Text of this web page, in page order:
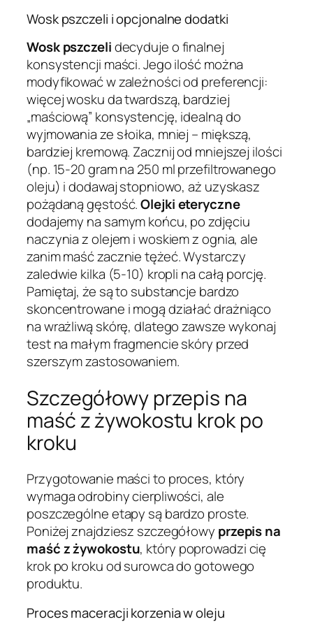
Wosk pszczeli i opcjonalne dodatki
Wosk pszczelidecyduje o finalnej
konsystencji maści. Jego ilość można
modyfikować w zależności od preferencji:
więcej wosku da twardszą, bardziej
„maściową” konsystencję, idealną do
wyjmowania ze słoika, mniej – miększą,
bardziej kremową. Zacznij od mniejszej ilości
(np. 15-20 gram na 250 ml przefiltrowanego
oleju) i dodawaj stopniowo, aż uzyskasz
pożądaną gęstość.Olejki eteryczne
dodajemy na samym końcu, po zdjęciu
naczynia z olejem i woskiem z ognia, ale
zanim maść zacznie tężeć. Wystarczy
zaledwie kilka (5-10) kropli na całą porcję.
Pamiętaj, że są to substancje bardzo
skoncentrowane i mogą działać drażniąco
na wrażliwą skórę, dlatego zawsze wykonaj
test na małym fragmencie skóry przed
szerszym zastosowaniem.
Szczegółowy przepis na
maść z żywokostu krok po
kroku
Przygotowanie maści to proces, który
wymaga odrobiny cierpliwości, ale
poszczególne etapy są bardzo proste.
Poniżej znajdziesz szczegółowy przepis na
maść z żywokostu, który poprowadzi cię
krok po kroku od surowca do gotowego
produktu.
Proces maceracji korzenia w oleju